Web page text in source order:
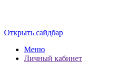
Открыть сайдбар
Меню
Личный кабинет